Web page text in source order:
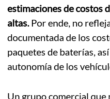
estimaciones de costos
altas. Por ende, no
documentada de los
paquetes de baterías,
autonomía de los
Un grupo comercial que